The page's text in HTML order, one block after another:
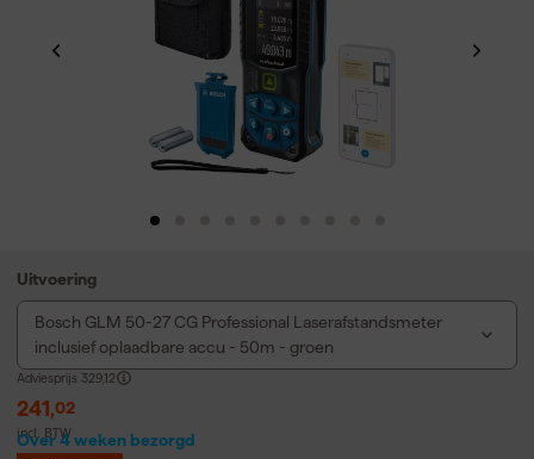
Uitvoering
Bosch GLM 50-27 CG Professional Laserafstandsmeter
inclusief oplaadbare accu - 50m - groen
Adviesprijs 329,12
241,02
incl. BTW
Over 4 weken bezorgd